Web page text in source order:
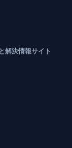
解決情報サイト